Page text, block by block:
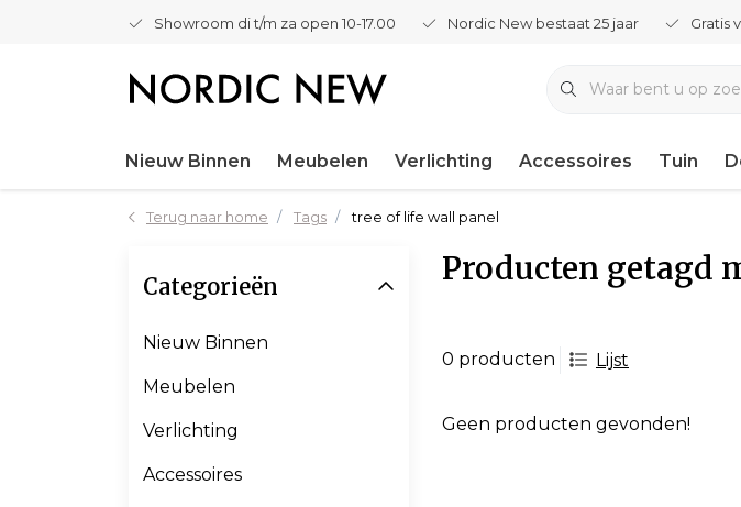
Showroom di t/m za open 10-17.00 Nordic New bestaat 25 jaar Gratis
Nieuw Binnen Meubelen Verlichting Accessoires Tuin
Terug naar home Tags tree of life wall panel
Producten getagd
0 producten Lijst
Geen producten gevonden!
Categorieën
Nieuw Binnen
Meubelen
Verlichting
Accessoires